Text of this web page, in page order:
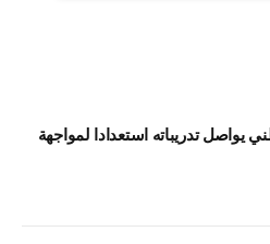
يواصل تدريباته استعدادا لمواجهة